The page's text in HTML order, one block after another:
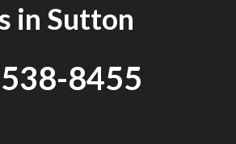
in Sutton
8455